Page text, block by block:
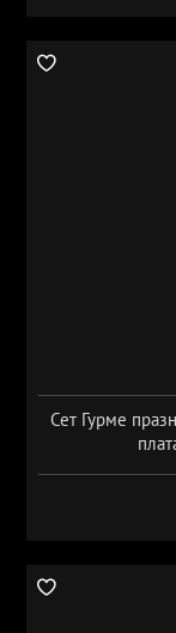
Сет Гурме